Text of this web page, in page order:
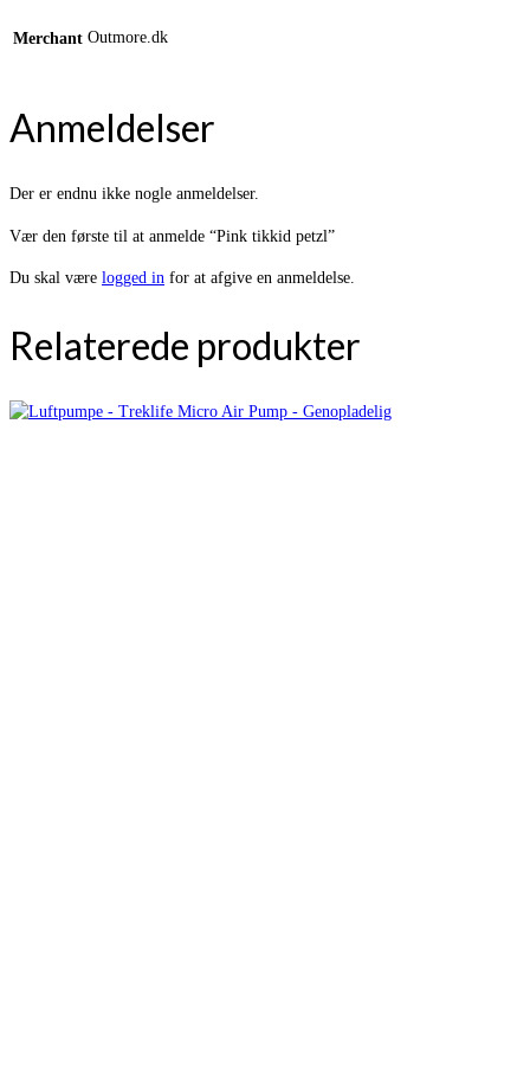
Merchant Outmore.dk
Anmeldelser
Der er endnu ikke nogle anmeldelser.
Vær den første til at anmelde “Pink tikkid petzl”
Du skal være logged in for at afgive en anmeldelse.
Relaterede produkter